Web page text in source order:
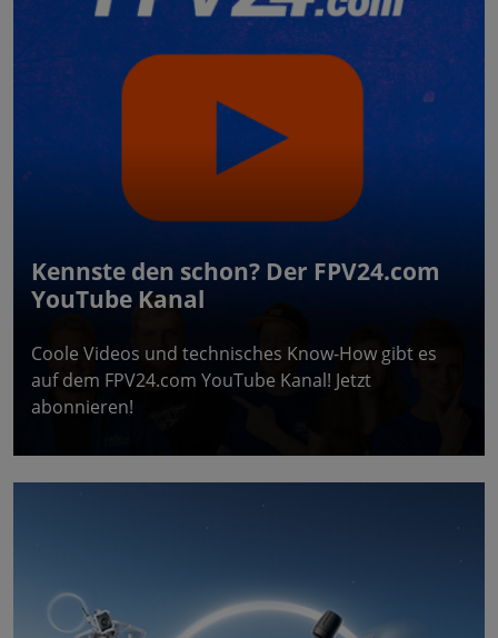
Kennste den schon? Der FPV24.com
YouTube Kanal
Coole Videos und technisches Know-How gibt es
auf dem FPV24.com YouTube Kanal! Jetzt
abonnieren!